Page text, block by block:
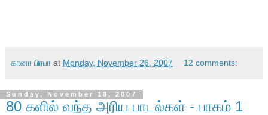
கானா பிரபா at Monday, November 26, 2007 12 comments:
Sunday, November 18, 2007
80 களில் வந்த அரிய பாடல்கள் - பாகம் 1